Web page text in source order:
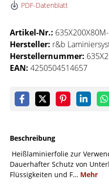
PDF-Datenblatt
Artikel-Nr.:
Hersteller: r&b
Herstellernummer:
EAN: 4250504514657
Beschreibung
Heißlaminierfolie zur
Dauerhafter Schutz von
Flüssigkeiten und F… Mehr